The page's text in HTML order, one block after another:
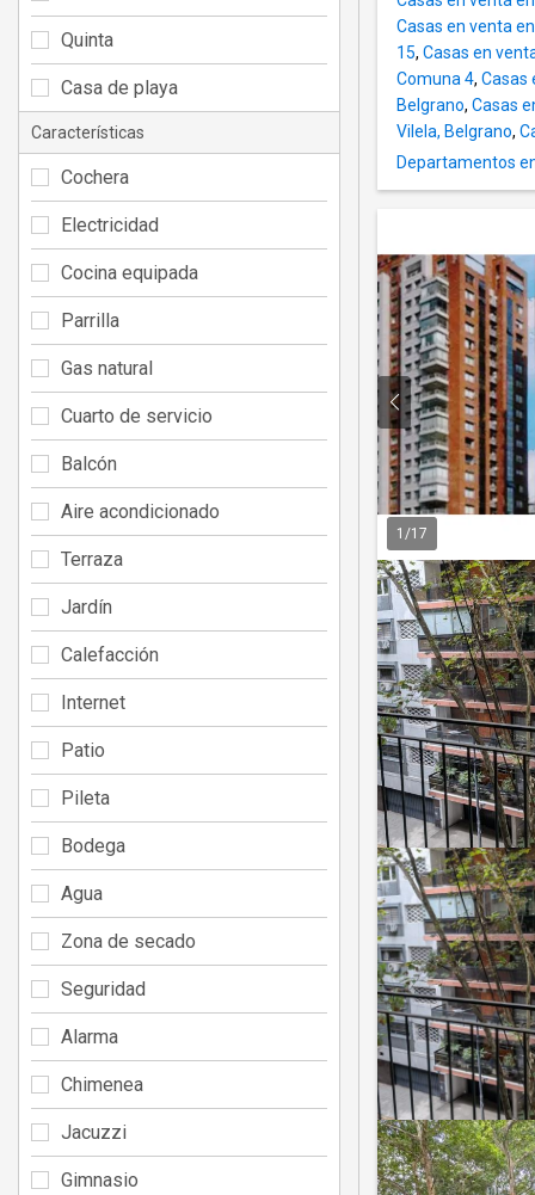
Casas en venta
15, Casas en
Comuna 4, Casas
Belgrano, Casas
Vilela, Belgrano,
Departamentos
1 /17
Quinta
Casa de playa
Características
Cochera
Electricidad
Cocina equipada
Parrilla
Gas natural
Cuarto de servicio
Balcón
Aire acondicionado
Terraza
Jardín
Calefacción
Internet
Patio
Pileta
Bodega
Agua
Zona de secado
Seguridad
Alarma
Chimenea
Jacuzzi
Gimnasio